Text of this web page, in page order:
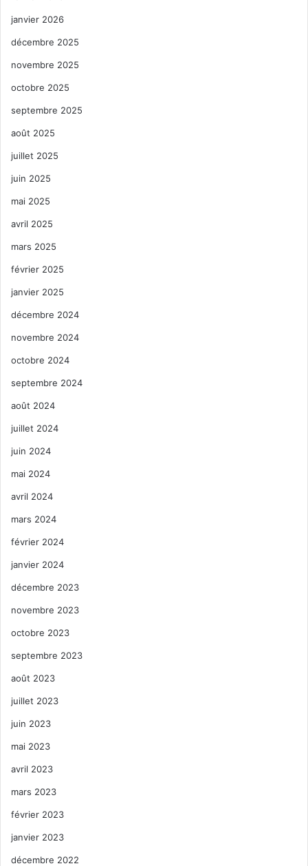
janvier 2026
décembre 2025
novembre 2025
octobre 2025
septembre 2025
août 2025
juillet 2025
juin 2025
mai 2025
avril 2025
mars 2025
février 2025
janvier 2025
décembre 2024
novembre 2024
octobre 2024
septembre 2024
août 2024
juillet 2024
juin 2024
mai 2024
avril 2024
mars 2024
février 2024
janvier 2024
décembre 2023
novembre 2023
octobre 2023
septembre 2023
août 2023
juillet 2023
juin 2023
mai 2023
avril 2023
mars 2023
février 2023
janvier 2023
décembre 2022